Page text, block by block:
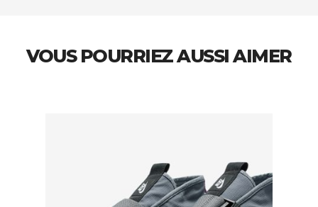
VOUS POURRIEZ AUSSI AIMER